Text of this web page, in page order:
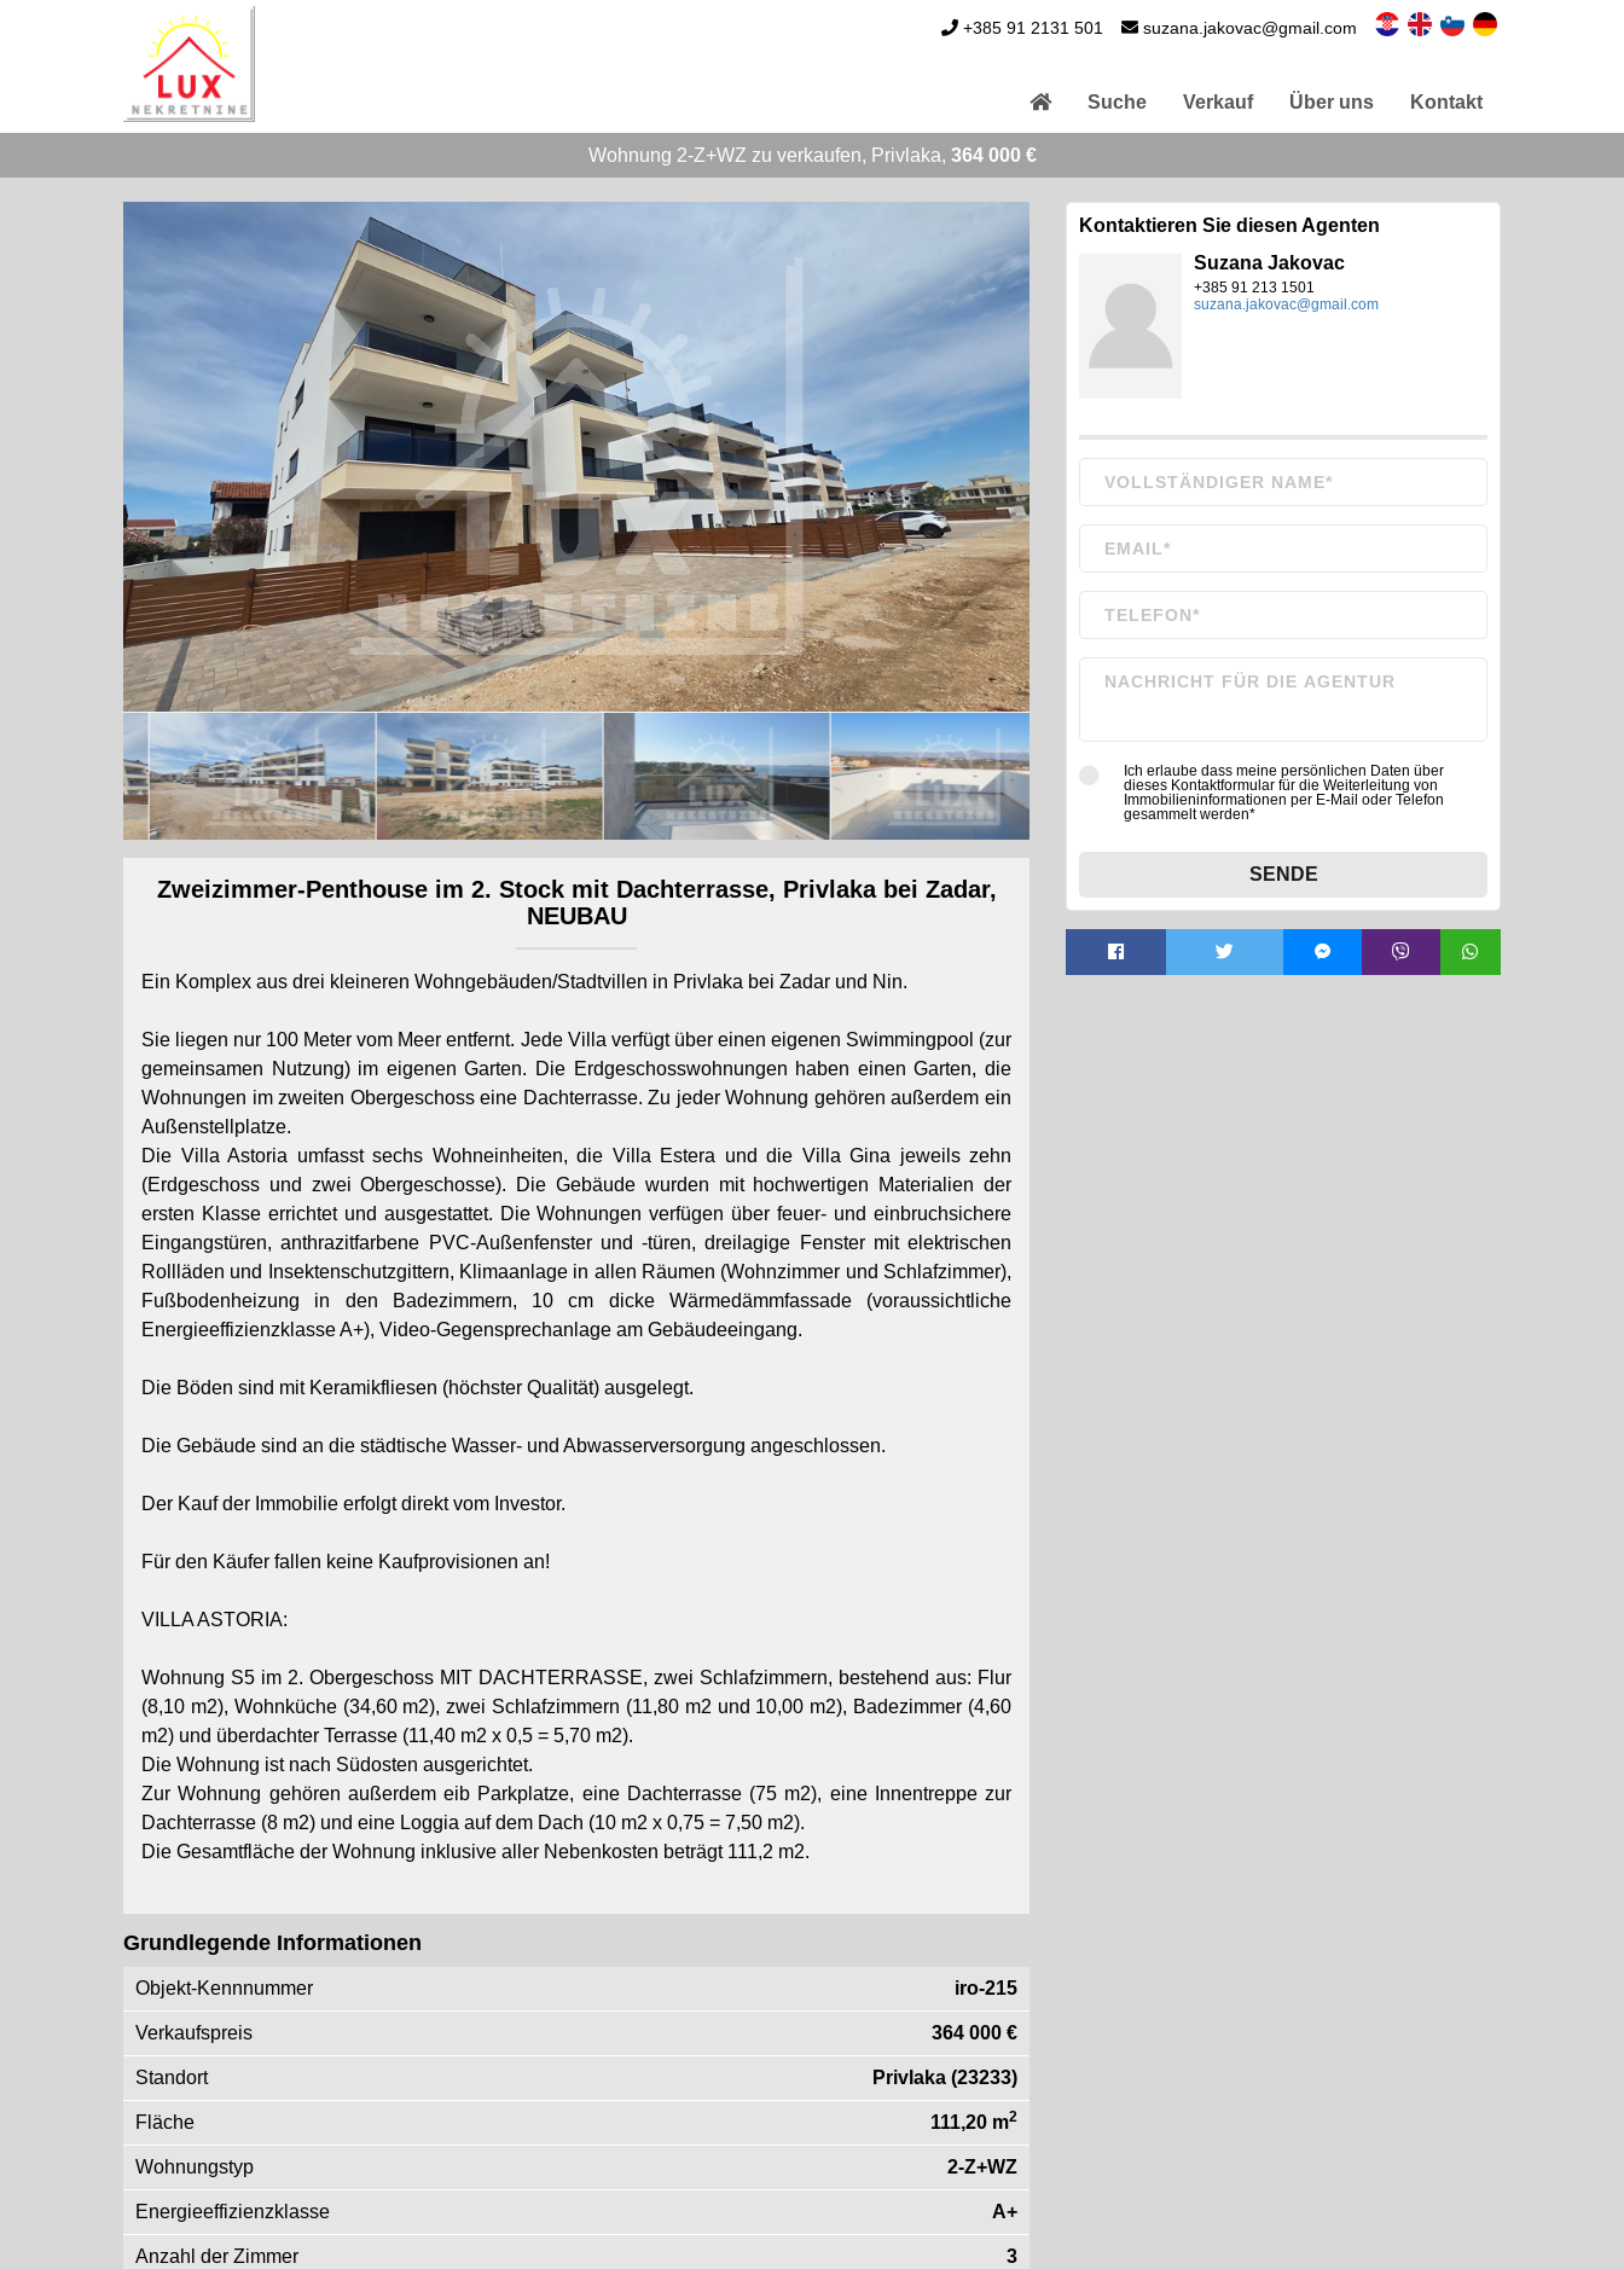
+385 91 2131 501 suzana.jakovac@gmail.com
Suche Verkauf Über uns Kontakt
Wohnung 2-Z+WZ zu verkaufen, Privlaka, 364 000 €
Zweizimmer-Penthouse im 2. Stock mit Dachterrasse, Privlaka bei Zadar,
NEUBAU
Ein Komplex aus drei kleineren Wohngebäuden/Stadtvillen in Privlaka bei Zadar und Nin.
Sie liegen nur 100 Meter vom Meer entfernt. Jede Villa verfügt über einen eigenen Swimmingpool (zur
gemeinsamen Nutzung) im eigenen Garten. Die Erdgeschosswohnungen haben einen Garten, die
Wohnungen im zweiten Obergeschoss eine Dachterrasse. Zu jeder Wohnung gehören außerdem ein
Außenstellplatze.
Die Villa Astoria umfasst sechs Wohneinheiten, die Villa Estera und die Villa Gina jeweils zehn
(Erdgeschoss und zwei Obergeschosse). Die Gebäude wurden mit hochwertigen Materialien der
ersten Klasse errichtet und ausgestattet. Die Wohnungen verfügen über feuer- und einbruchsichere
Eingangstüren, anthrazitfarbene PVC-Außenfenster und -türen, dreilagige Fenster mit elektrischen
Rollläden und Insektenschutzgittern, Klimaanlage in allen Räumen (Wohnzimmer und Schlafzimmer),
Fußbodenheizung in den Badezimmern, 10 cm dicke Wärmedämmfassade (voraussichtliche
Energieeffizienzklasse A+), Video-Gegensprechanlage am Gebäudeeingang.
Die Böden sind mit Keramikfliesen (höchster Qualität) ausgelegt.
Die Gebäude sind an die städtische Wasser- und Abwasserversorgung angeschlossen.
Der Kauf der Immobilie erfolgt direkt vom Investor.
Für den Käufer fallen keine Kaufprovisionen an!
VILLA ASTORIA:
Wohnung S5 im 2. Obergeschoss MIT DACHTERRASSE, zwei Schlafzimmern, bestehend aus: Flur
(8,10 m2), Wohnküche (34,60 m2), zwei Schlafzimmern (11,80 m2 und 10,00 m2), Badezimmer (4,60
m2) und überdachter Terrasse (11,40 m2 x 0,5 = 5,70 m2).
Die Wohnung ist nach Südosten ausgerichtet.
Zur Wohnung gehören außerdem eib Parkplatze, eine Dachterrasse (75 m2), eine Innentreppe zur
Dachterrasse (8 m2) und eine Loggia auf dem Dach (10 m2 x 0,75 = 7,50 m2).
Die Gesamtfläche der Wohnung inklusive aller Nebenkosten beträgt 111,2 m2.
Grundlegende Informationen
Objekt-Kennnummer iro-215
Verkaufspreis 364 000 €
Standort Privlaka (23233)
Fläche 111,20 m2
Wohnungstyp 2-Z+WZ
Energieeffizienzklasse A+
Anzahl der Zimmer 3
Kontaktieren Sie diesen Agenten
Suzana Jakovac
+385 91 213 1501
suzana.jakovac@gmail.com
Ich erlaube dass meine persönlichen Daten über
dieses Kontaktformular für die Weiterleitung von
Immobilieninformationen per E-Mail oder Telefon
gesammelt werden*
SENDE